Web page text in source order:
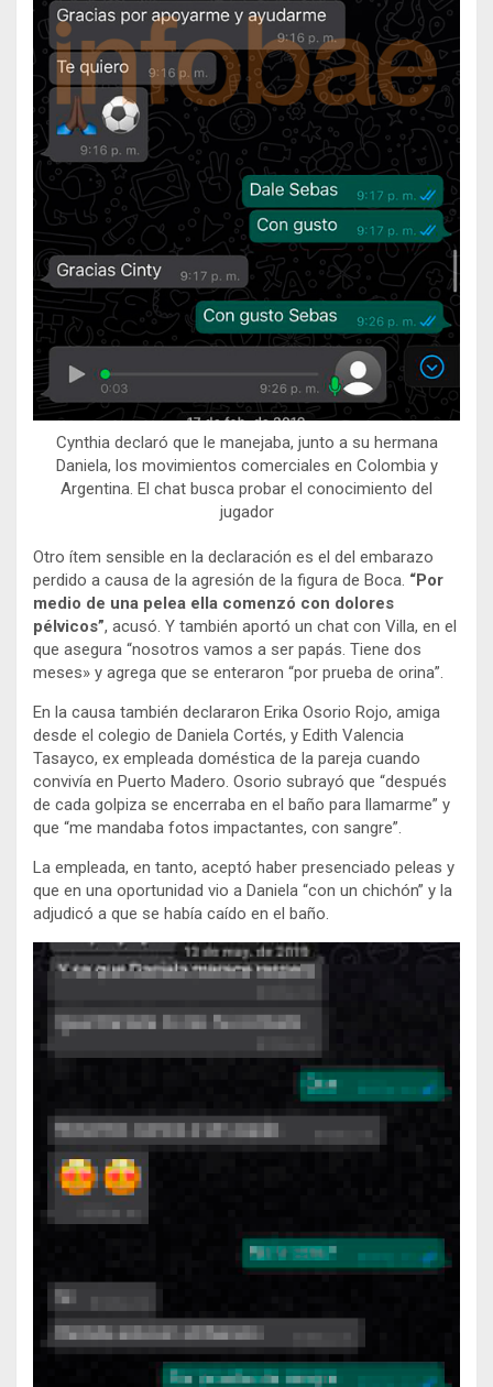
Cynthia declaró que le manejaba, junto a su hermana
Daniela, los movimientos comerciales en Colombia y
Argentina. El chat busca probar el conocimiento del
jugador
Otro ítem sensible en la declaración es el del embarazo
perdido a causa de la agresión de la figura de Boca. “Por
medio de una pelea ella comenzó con dolores
pélvicos”, acusó. Y también aportó un chat con Villa, en el
que asegura “nosotros vamos a ser papás. Tiene dos
meses» y agrega que se enteraron “por prueba de orina”.
En la causa también declararon Erika Osorio Rojo, amiga
desde el colegio de Daniela Cortés, y Edith Valencia
Tasayco, ex empleada doméstica de la pareja cuando
convivía en Puerto Madero. Osorio subrayó que “después
de cada golpiza se encerraba en el baño para llamarme” y
que “me mandaba fotos impactantes, con sangre”.
La empleada, en tanto, aceptó haber presenciado peleas y
que en una oportunidad vio a Daniela “con un chichón” y la
adjudicó a que se había caído en el baño.